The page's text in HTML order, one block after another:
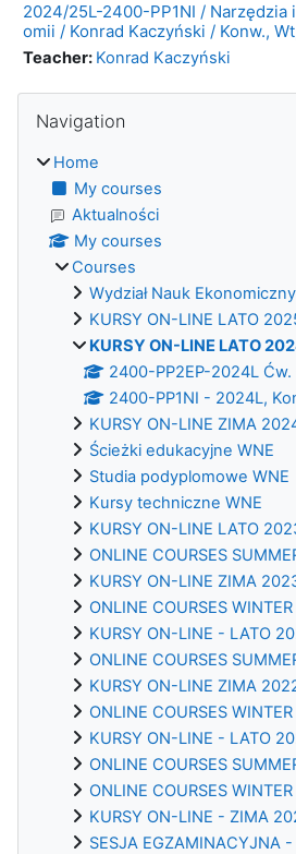
2024/25L-2400-PP1NI / Narzędzia
omii / Konrad Kaczyński / Konw.,
Teacher: Konrad Kaczyński
Blocks
Navigation
Home
My courses
Aktualności
My courses
Courses
Wydział Nauk
KURSY ON-LINE LATO
KURSY ON-LINE LATO
2400-PP2EP-2024L Ćw.
2400-PP1NI - 2024L,
KURSY ON-LINE ZIMA
Ścieżki edukacyjne WNE
Studia podyplomowe WNE
Kursy techniczne WNE
KURSY ON-LINE LATO
ONLINE COURSES
KURSY ON-LINE ZIMA
ONLINE COURSES
KURSY ON-LINE - LATO
ONLINE COURSES
KURSY ON-LINE ZIMA
ONLINE COURSES
KURSY ON-LINE - LATO
ONLINE COURSES
ONLINE COURSES
KURSY ON-LINE - ZIMA
SESJA EGZAMINACYJNA -